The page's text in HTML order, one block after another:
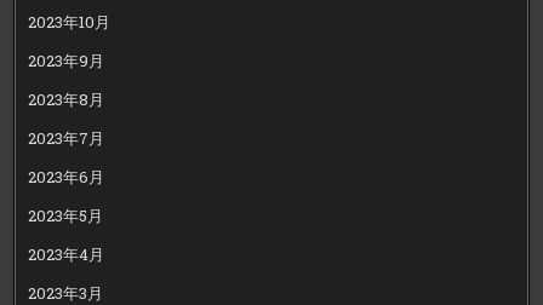
2023年10月
2023年9月
2023年8月
2023年7月
2023年6月
2023年5月
2023年4月
2023年3月